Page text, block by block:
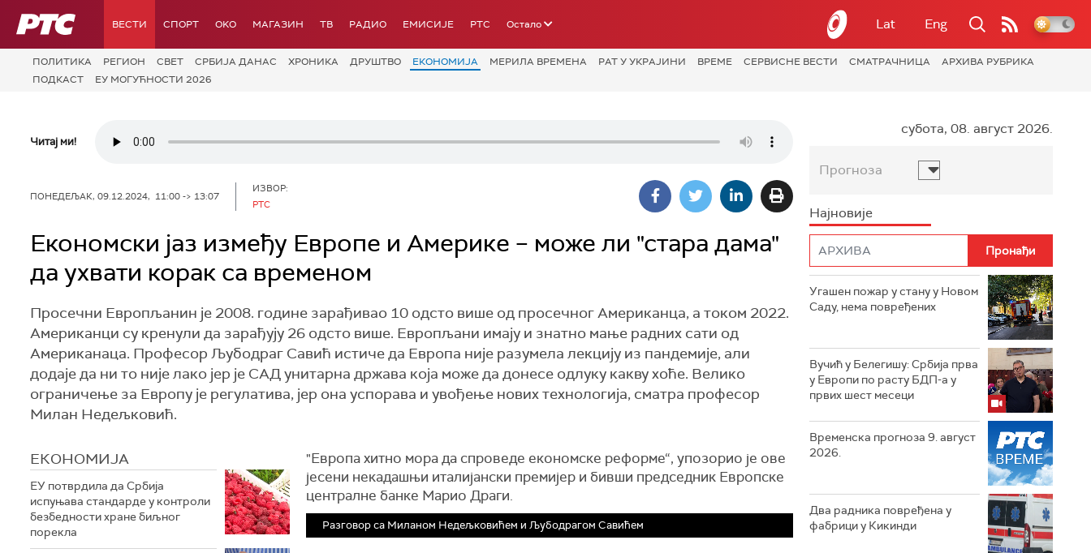
РТС ВЕСТИ СПОРТ OKO МАГАЗИН ТВ РАДИО ЕМИСИЈЕ РТС Остало Lat Eng
ПОЛИТИКА РЕГИОН СВЕТ СРБИЈА ДАНАС ХРОНИКА ДРУШТВО ЕКОНОМИЈА МЕРИЛА ВРЕМЕНА РАТ У УКРАЈИНИ ВРЕМЕ СЕРВИСНЕ ВЕСТИ СМАТРАЧНИЦА
АРХИВА РУБРИКА
ПОДКАСТ
ЕУ МОГУЋНОСТИ 2026
Читај ми!
ПОНЕДЕЉАК, 09.12.2024, 11:00 -> 13:07
ИЗВОР:
РТС
Економски јаз између Европе и Америкe – може ли "стара дама"
да ухвати корак са временом
Просечни Европљанин је 2008. године зарађивао 10 одсто више од просечног Американца, а током 2022.
Американци су кренули да зарађују 26 одсто више. Европљани имају и знатно мање радних сати од
Американаца. Професор Љубодраг Савић истиче да Европа није разумела лекцију из пандемије, али
додаје да ни то није лако јер је САД унитарна држава која може да донесе одлуку какву хоће. Велико
ограничење за Европу је регулатива, јер она успорава и увођење нових технологија, сматра професор
Милан Недељковић.
ЕКОНОМИЈА
ЕУ потврдила да Србија
испуњава стандарде у контроли
безбедности хране биљног
порекла
"Европа хитно мора да спроведе економске реформе“, упозорио је ове
јесени некадашњи италијански премијер и бивши председник Европске
централне банке Марио Драги.
Разговор са Миланом Недељковићем и Љубодрагом Савићем
субота, 08. август 2026.
Прогноза
Најновије
Угашен пожар у стану у Новом
Саду, нема повређених
Вучић у Белегишу: Србија прва
у Европи по расту БДП-а у
првих шест месеци
Временска прогноза 9. август
2026.
Два радника повређена у
фабрици у Кикинди